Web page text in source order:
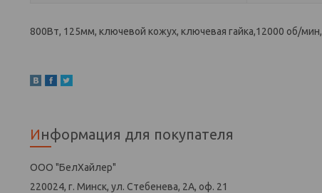
800Вт, 125мм, ключевой кожух, ключевая гайка,12000 об/
Информация для покупателя
ООО "БелХайлер"
220024, г. Минск, ул. Стебенева, 2А, оф. 21